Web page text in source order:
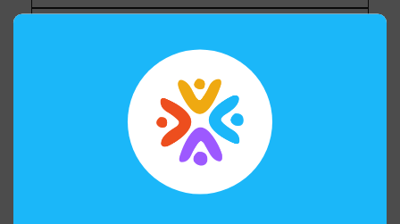
obtenida, será utilizada por el responsable de
la cookie con la finalidad de prestar el servicio
SEGÚN SU FINALIDAD
Cookies técnicas